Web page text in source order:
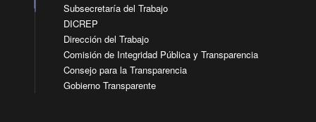
Subsecretaría del Trabajo
DICREP
Dirección del Trabajo
Comisión de Integridad Pública y Transparencia
Consejo para la Transparencia
Gobierno Transparente